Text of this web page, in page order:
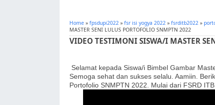
Home » fpsdupi2022 » fsr isi yogya 2022 » fsrditb2022 »
MASTER SENI LULUS PORTOFOLIO SNMPTN 2022
VIDEO TESTIMONI SISWA/I MASTER
Selamat kepada Siswa/i Bimbel Gambar
Semoga sehat dan sukses selalu. Aamiin.
Portofolio SNMPTN 2022. Mulai dari FSRD